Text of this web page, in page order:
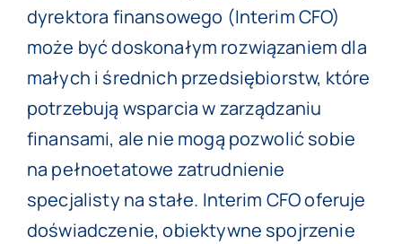
dyrektora finansowego (Interim CFO)
może być doskonałym rozwiązaniem dla
małych i średnich przedsiębiorstw, które
potrzebują wsparcia w zarządzaniu
finansami, ale nie mogą pozwolić sobie
na pełnoetatowe zatrudnienie
specjalisty na stałe. Interim CFO oferuje
doświadczenie, obiektywne spojrzenie